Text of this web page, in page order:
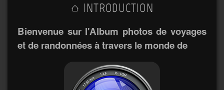
INTRODUCTION
Bienvenue sur l'Album photos de voyages
et de randonnées à travers le monde de